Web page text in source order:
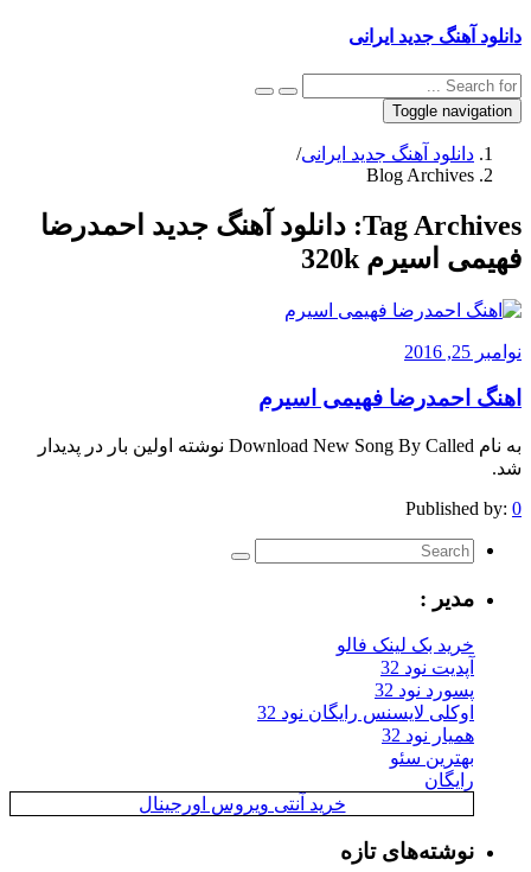
دانلود آهنگ جدید ایرانی
Toggle navigation
دانلود آهنگ جدید ایرانی/
Blog Archives
Tag Archives: دانلود آهنگ جدید احمدرضا
فهیمی اسیرم 320k
نوامبر 25, 2016
اهنگ احمدرضا فهیمی اسیرم
به نام Download New Song By Called نوشته اولین بار در پدیدار
شد.
Published by: 0
مدیر :
خرید بک لینک فالو
آپدیت نود 32
پسورد نود 32
اوکلی لایسنس رایگان نود 32
همیار نود 32
بهترین سئو
رایگان
خرید آنتی ویروس اورجینال
نوشته‌های تازه